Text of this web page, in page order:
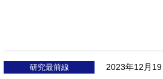
研究最前線 2023年12月19